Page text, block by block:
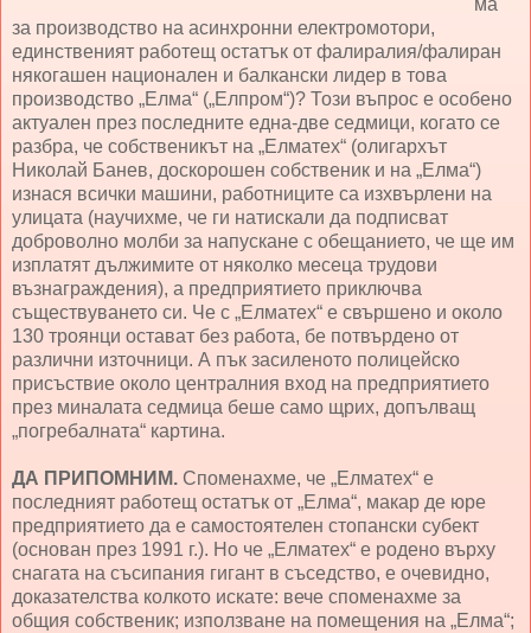
ма
за производство на асинхронни електромотори,
единственият работещ остатък от фалиралия/фалиран
някогашен национален и балкански лидер в това
производство „Елма“ („Елпром“)? Този въпрос е особено
актуален през последните една-две седмици, когато се
разбра, че собственикът на „Елматех“ (олигархът
Николай Банев, доскорошен собственик и на „Елма“)
изнася всички машини, работниците са изхвърлени на
улицата (научихме, че ги натискали да подписват
доброволно молби за напускане с обещанието, че ще им
изплатят дължимите от няколко месеца трудови
възнаграждения), а предприятието приключва
съществуването си. Че с „Елматех“ е свършено и около
130 троянци остават без работа, бе потвърдено от
различни източници. А пък засиленото полицейско
присъствие около централния вход на предприятието
през миналата седмица беше само щрих, допълващ
„погребалната“ картина.
ДА ПРИПОМНИМ. Споменахме, че „Елматех“ е
последният работещ остатък от „Елма“, макар де юре
предприятието да е самостоятелен стопански субект
(основан през 1991 г.). Но че „Елматех“ е родено върху
снагата на съсипания гигант в съседство, е очевидно,
доказателства колкото искате: вече споменахме за
общия собственик; използване на помещения на „Елма“;